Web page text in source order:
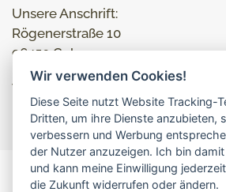
Unsere Anschrift:
Rögenerstraße 10
96450 Coburg
Tel: 09561 231887
info@die-arzt-website.de
Wir verwenden Cookies!
Diese Seite nutzt Website Tracking-
Dritten, um ihre Dienste anzubieten,
verbessern und Werbung
der Nutzer anzuzeigen. Ich bin
und kann meine Einwilligung
die Zukunft widerrufen oder ändern.